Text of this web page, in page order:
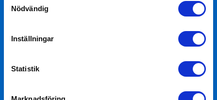
Nödvändig
Inställningar
Statistik
Ta del av vårat nyhetsbrev och
Få de senaste nyheterna, erbjudandena och tipsen för
ett tryggt och smart fordonsägande direkt i din mejl och